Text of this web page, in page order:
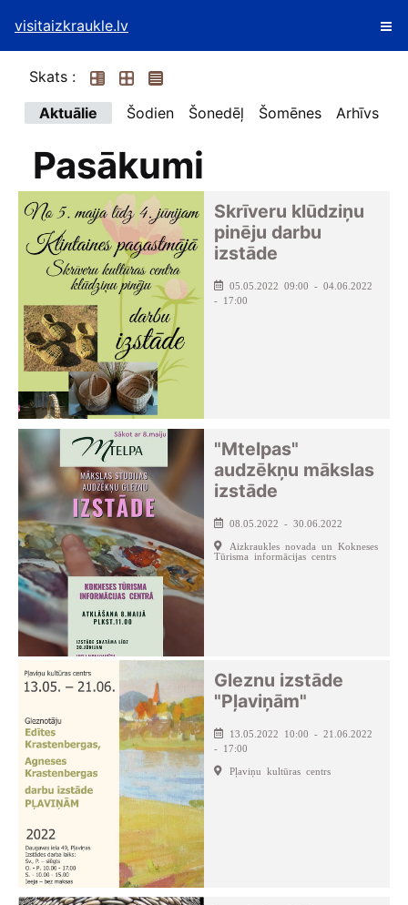
visitaizkraukle.lv
Skats :
Aktuālie
Šodien Šonedēļ Šomēnes Arhīvs
Pasākumi
Skrīveru klūdziņu
pinēju darbu
izstāde
05.05.2022 09:00 - 04.06.2022
- 17:00
"Mtelpas"
audzēkņu mākslas
izstāde
08.05.2022 - 30.06.2022
Aizkraukles novada un Kokneses
Tūrisma informācijas centrs
Gleznu izstāde
"Pļaviņām"
13.05.2022 10:00 - 21.06.2022
- 17:00
Pļaviņu kultūras centrs